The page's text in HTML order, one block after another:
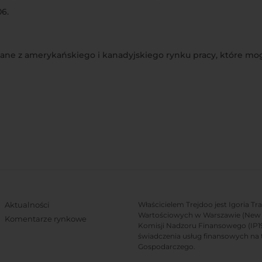
z amerykańskiego i kanadyjskiego rynku pracy, które
Aktualności
Komentarze rynkowe
Właścicielem Trejdoo jest Igoria
Wartościowych w Warszawie
Komisji Nadzoru Finansowego
świadczenia usług finansowych
Gospodarczego.